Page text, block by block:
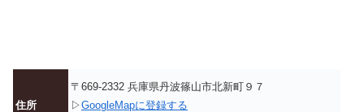
住所
〒669-2332 兵庫県丹波篠山市北新町９７
▷GoogleMapに登録する